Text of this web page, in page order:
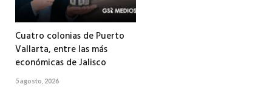
Cuatro colonias de Puerto
Vallarta, entre las más
económicas de Jalisco
5 agosto, 2026